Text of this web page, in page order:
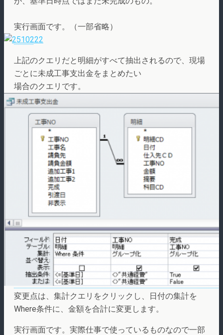
実行画面です。（一部省略）
上記のクエリだと明細がすべて抽出されるので、現場
ごとに未成工事支出金をまとめたい
場合のクエリです。
変更点は、集計クエリをクリックし、日付の集計を
Where条件に、金額を合計に変更します。
実行画面です。実際仕事で使っているものなので一部